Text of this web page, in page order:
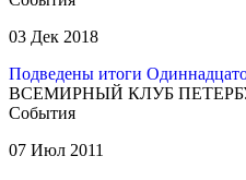
03 Дек 2018
Подведены итоги
ВСЕМИРНЫЙ КЛУБ
События
07 Июл 2011